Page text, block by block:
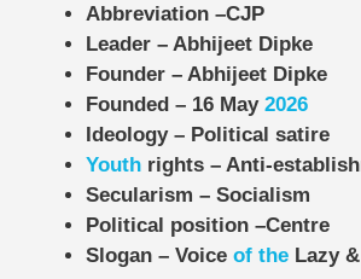
Abbreviation –CJP
Leader – Abhijeet Dipke
Founder – Abhijeet Dipke
Founded – 16 May 2026
Ideology – Political satire
Youth rights – Anti-
Secularism – Socialism
Political position –Centre
Slogan – Voice of the Lazy